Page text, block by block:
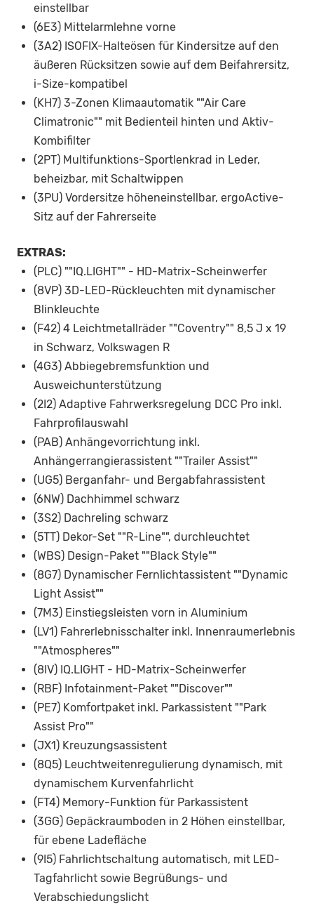
einstellbar
(6E3) Mittelarmlehne vorne
(3A2) ISOFIX-Halteösen für Kindersitze auf den
äußeren Rücksitzen sowie auf dem Beifahrersitz,
i-Size-kompatibel
(KH7) 3-Zonen Klimaautomatik ""Air Care
Climatronic"" mit Bedienteil hinten und Aktiv-
Kombifilter
(2PT) Multifunktions-Sportlenkrad in Leder,
beheizbar, mit Schaltwippen
(3PU) Vordersitze höheneinstellbar, ergoActive-
Sitz auf der Fahrerseite
EXTRAS:
(PLC) ""IQ.LIGHT"" - HD-Matrix-Scheinwerfer
(8VP) 3D-LED-Rückleuchten mit dynamischer
Blinkleuchte
(F42) 4 Leichtmetallräder ""Coventry"" 8,5 J x 19
in Schwarz, Volkswagen R
(4G3) Abbiegebremsfunktion und
Ausweichunterstützung
(2I2) Adaptive Fahrwerksregelung DCC Pro inkl.
Fahrprofilauswahl
(PAB) Anhängevorrichtung inkl.
Anhängerrangierassistent ""Trailer Assist""
(UG5) Berganfahr- und Bergabfahrassistent
(6NW) Dachhimmel schwarz
(3S2) Dachreling schwarz
(5TT) Dekor-Set ""R-Line"", durchleuchtet
(WBS) Design-Paket ""Black Style""
(8G7) Dynamischer Fernlichtassistent ""Dynamic
Light Assist""
(7M3) Einstiegsleisten vorn in Aluminium
(LV1) Fahrerlebnisschalter inkl. Innenraumerlebnis
""Atmospheres""
(8IV) IQ.LIGHT - HD-Matrix-Scheinwerfer
(RBF) Infotainment-Paket ""Discover""
(PE7) Komfortpaket inkl. Parkassistent ""Park
Assist Pro""
(JX1) Kreuzungsassistent
(8Q5) Leuchtweitenregulierung dynamisch, mit
dynamischem Kurvenfahrlicht
(FT4) Memory-Funktion für Parkassistent
(3GG) Gepäckraumboden in 2 Höhen einstellbar,
für ebene Ladefläche
(9I5) Fahrlichtschaltung automatisch, mit LED-
Tagfahrlicht sowie Begrüßungs- und
Verabschiedungslicht